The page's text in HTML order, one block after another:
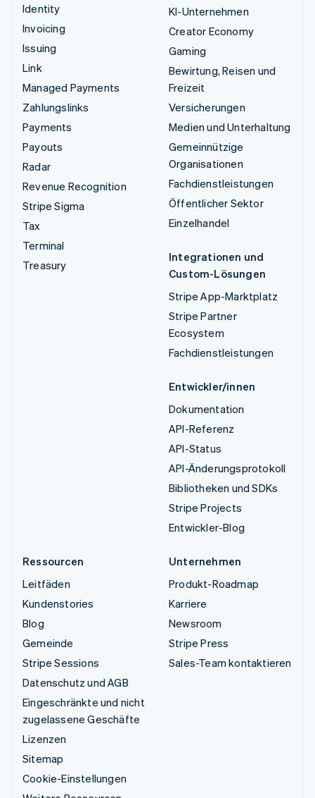
Identity
Invoicing
Issuing
Link
Managed Payments
Zahlungslinks
Payments
Payouts
Radar
Revenue Recognition
Stripe Sigma
Tax
Terminal
Treasury
KI-Unternehmen
Creator Economy
Gaming
Bewirtung, Reisen und
Freizeit
Versicherungen
Medien und Unterhaltung
Gemeinnützige
Organisationen
Fachdienstleistungen
Öffentlicher Sektor
Einzelhandel
Integrationen und
Custom-Lösungen
Stripe App-Marktplatz
Stripe Partner
Ecosystem
Fachdienstleistungen
Entwickler/innen
Dokumentation
API-Referenz
API-Status
API-Änderungsprotokoll
Bibliotheken und SDKs
Stripe Projects
Entwickler-Blog
Ressourcen
Leitfäden
Kundenstories
Blog
Gemeinde
Stripe Sessions
Datenschutz und AGB
Eingeschränkte und nicht
zugelassene Geschäfte
Lizenzen
Sitemap
Cookie-Einstellungen
Unternehmen
Produkt-Roadmap
Karriere
Newsroom
Stripe Press
Sales-Team kontaktieren